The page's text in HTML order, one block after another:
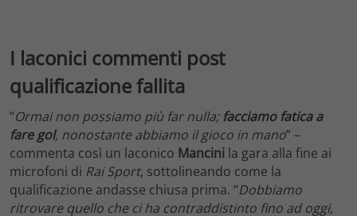
I laconici commenti post
qualificazione fallita
“Ormai non possiamo più far nulla; facciamo fatica a
fare gol, nonostante abbiamo il gioco in mano” –
commenta così un laconico Mancini la gara alla fine ai
microfoni di Rai Sport, sottolineando come la
qualificazione andasse chiusa prima. “Dobbiamo
ritrovare quello che ci ha contraddistinto fino ad oggi,